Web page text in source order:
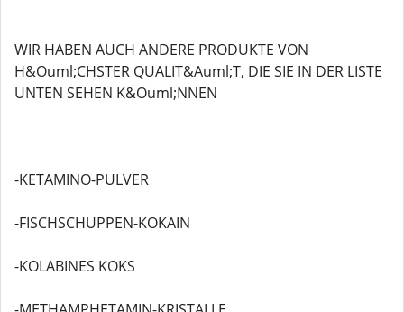
WIR HABEN AUCH ANDERE PRODUKTE VON
H&Ouml;CHSTER QUALIT&Auml;T, DIE SIE IN DER LISTE
UNTEN SEHEN K&Ouml;NNEN
-KETAMINO-PULVER
-FISCHSCHUPPEN-KOKAIN
-KOLABINES KOKS